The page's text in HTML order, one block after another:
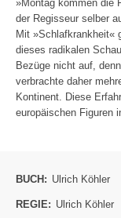
»Montag kommen die
der Regisseur selber
Mit »Schlafkrankheit«
dieses radikalen
Bezüge nicht auf,
verbrachte daher
Kontinent. Diese
europäischen Figuren
BUCH: Ulrich Köhler
REGIE: Ulrich Köhler